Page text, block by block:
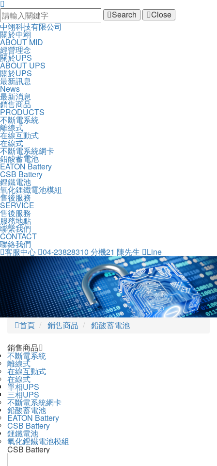
Search
Close
中翊科技有限公司中
開
啟
主
選
單
主
導
覽
Navigation
關於中翊
ABOUT MID
經營理念
關於UPS
ABOUT UPS
關於UPS
最新訊息
News
最新消息
銷售商品
PRODUCTS
不斷電系統
離線式
在線互動式
在線式
不斷電系統網卡
鉛酸蓄電池
EATON Battery
CSB Battery
鋰鐵電池
氧化鋰鐵電池模組
售後服務
SERVICE
售後服務
服務地點
聯繫我們
CONTACT
聯絡我們
客服中心 04-23828310 分機21 陳先生 Line
首頁 銷售商品
鉛酸蓄電池
銷售商品
不斷電系統
離線式
在線互動式
在線式
單相UPS
三相UPS
不斷電系統網卡
鉛酸蓄電池
EATON Battery
CSB Battery
鋰鐵電池
氧化鋰鐵電池模組
CSB Battery